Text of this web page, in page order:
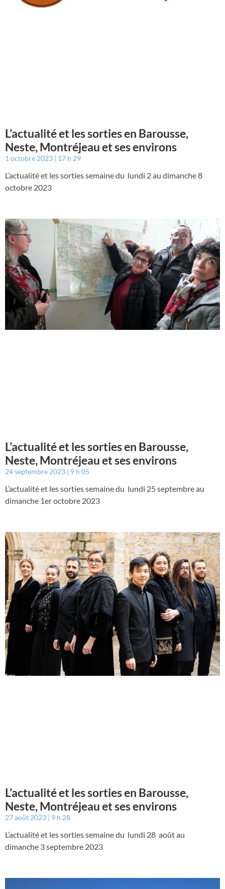
L’actualité et les sorties en Barousse,
Neste, Montréjeau et ses environs
1 octobre 2023 17 h 29
L’actualité et les sorties semaine du lundi 2 au dimanche 8
octobre 2023
L’actualité et les sorties en Barousse,
Neste, Montréjeau et ses environs
24 septembre 2023 9 h 05
L’actualité et les sorties semaine du lundi 25 septembre au
dimanche 1er octobre 2023
L’actualité et les sorties en Barousse,
Neste, Montréjeau et ses environs
27 août 2023 9 h 28
L’actualité et les sorties semaine du lundi 28 août au
dimanche 3 septembre 2023